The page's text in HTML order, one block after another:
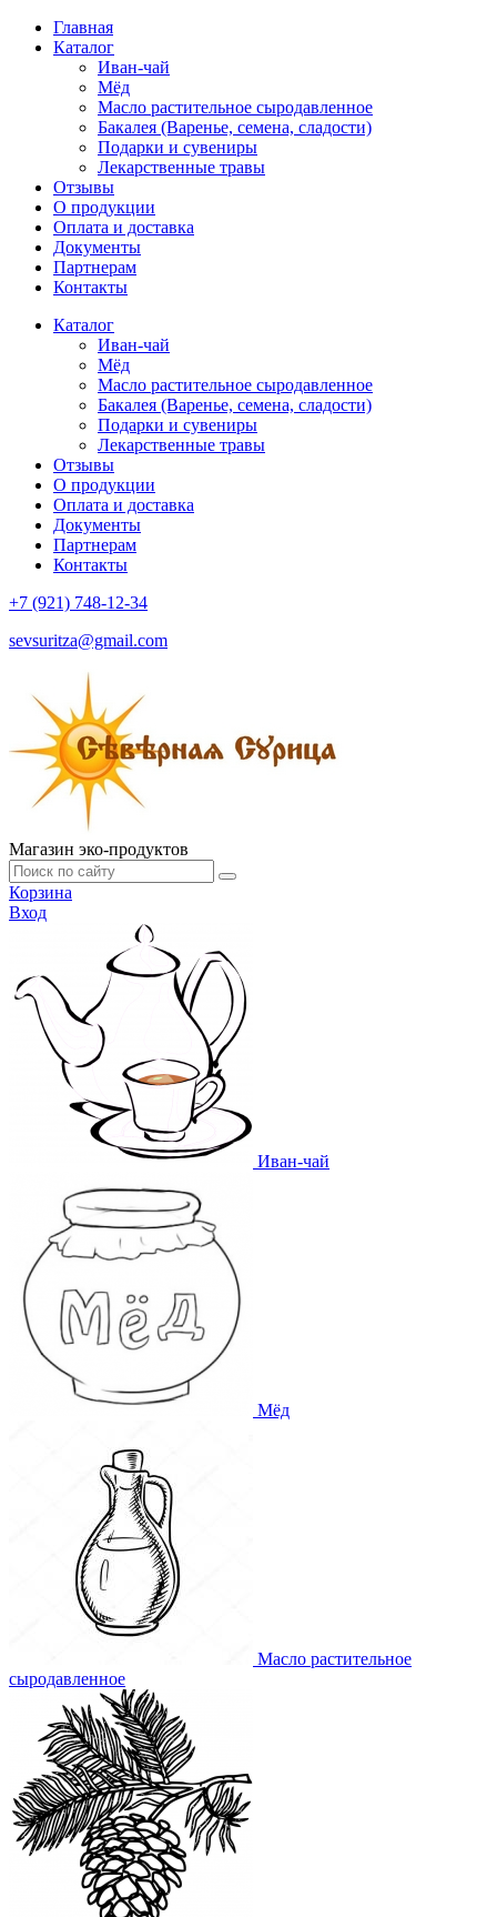
Главная
Каталог
Иван-чай
Мёд
Масло растительное сыродавленное
Бакалея (Варенье, семена, сладости)
Подарки и сувениры
Лекарственные травы
Отзывы
О продукции
Оплата и доставка
Документы
Партнерам
Контакты
Каталог
Иван-чай
Мёд
Масло растительное сыродавленное
Бакалея (Варенье, семена, сладости)
Подарки и сувениры
Лекарственные травы
Отзывы
О продукции
Оплата и доставка
Документы
Партнерам
Контакты
+7 (921) 748-12-34
sevsuritza@gmail.com
Магазин эко-продуктов
Корзина
Вход
Иван-чай
Мёд
Масло растительное
сыродавленное